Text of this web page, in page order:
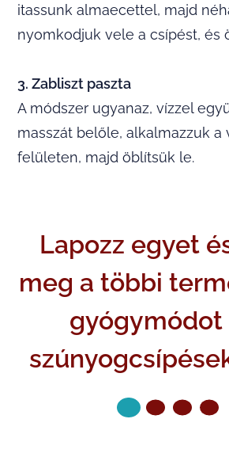
itassunk almaecettel, majd
nyomkodjuk vele a csípést, és
3. Zabliszt paszta
A módszer ugyanaz, vízzel
masszát belőle, alkalmazzuk a
felületen, majd öblítsük le.
Lapozz egyet
meg a többi
gyógymódot